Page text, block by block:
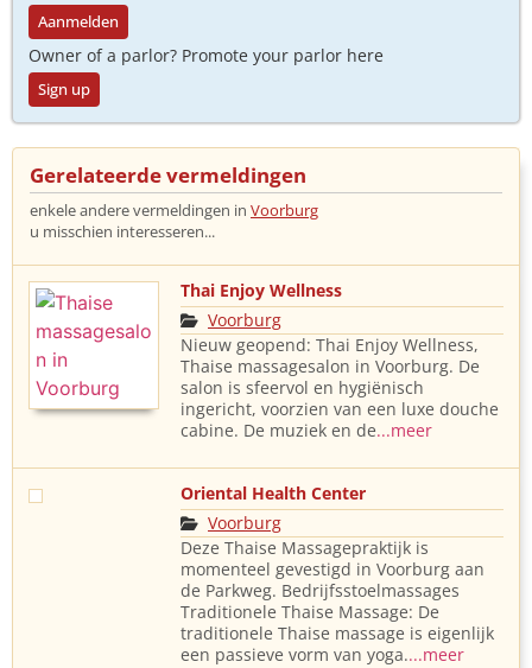
Aanmelden
Owner of a parlor? Promote your parlor here
Sign up
Gerelateerde vermeldingen
enkele andere vermeldingen in Voorburg
u misschien interesseren...
Thai Enjoy Wellness
Voorburg
Nieuw geopend: Thai Enjoy Wellness,
Thaise massagesalon in Voorburg. De
salon is sfeervol en hygiënisch
ingericht, voorzien van een luxe douche
cabine. De muziek en de...meer
Oriental Health Center
Voorburg
Deze Thaise Massagepraktijk is
momenteel gevestigd in Voorburg aan
de Parkweg. Bedrijfsstoelmassages
Traditionele Thaise Massage: De
traditionele Thaise massage is eigenlijk
een passieve vorm van yoga....meer